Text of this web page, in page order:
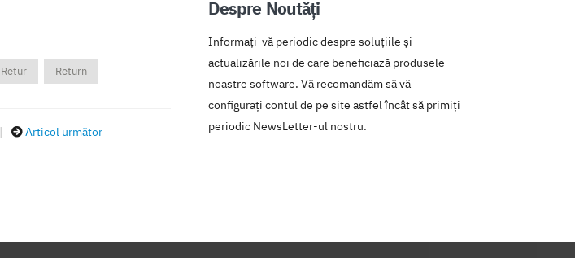
Retur Return
| Articol următor
Despre Noutăți
Informați-vă periodic despre soluțiile și
actualizările noi de care beneficiază produsele
noastre software. Vă recomandăm să vă
configurați contul de pe site astfel încât să primiți
periodic NewsLetter-ul nostru.